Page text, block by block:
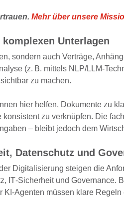
Mehr über unsere
Unterlagen
sondern auch Verträge,
(z. B. mittels NLP/LLM‑
zu machen.
hier helfen, Dokumente zu
konsistent zu verknüpfen. Die
– bleibt jedoch dem
Datenschutz und
Digitalisierung steigen die
IT‑Sicherheit und Governance.
KI ‑Agenten müssen klare Regeln